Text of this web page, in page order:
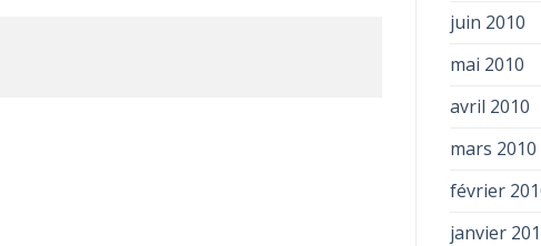
juin 2010
mai 2010
avril 2010
mars 2010
février
janvier